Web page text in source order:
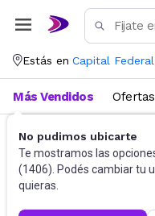
Estás en Capital Federal
No pudimos ubicarte
Te mostramos las
(1406). Podés cambiar tu
quieras.
Más Vendidos Ofertas
Cubiertos Sets de